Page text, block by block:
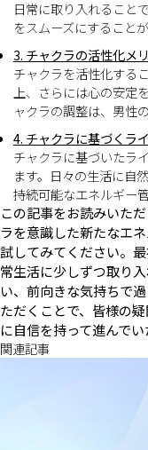
日常に取り入れること
をスムーズにすることが
3. チャクラの活性化メ
チャクラを活性化する
上、さらには心の安定
ャクラの調整は、男性
4. チャクラに基づくラ
チャクラに基づいたラ
ます。日々の生活に自
持続可能なエネルギー
この記事をお読みいた
ラを意識した新たなエ
試してみてください。
常生活に少しずつ取り
い、前向きな気持ちで
ただくことで、皆様の
に自信を持って進んでい
関連記事